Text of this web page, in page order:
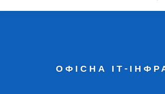
ОФІСНА ІТ-